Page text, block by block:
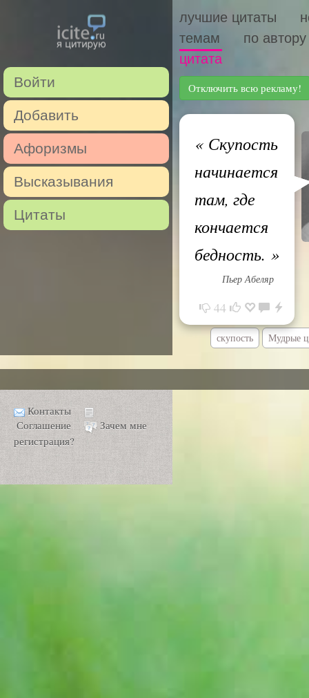
Войти
Добавить
Афоризмы
Высказывания
Цитаты
лучшие цитаты
темам
по автору
цитата
Отключить всю рекламу!
«Скупость
начинается
там, где
кончается
бедность. »
Пьер Абеляр
44
скупость Мудрые
Контакты
Соглашение
Зачем мне
регистрация?